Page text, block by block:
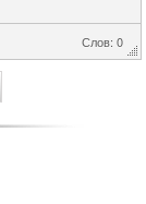
Слов: 0